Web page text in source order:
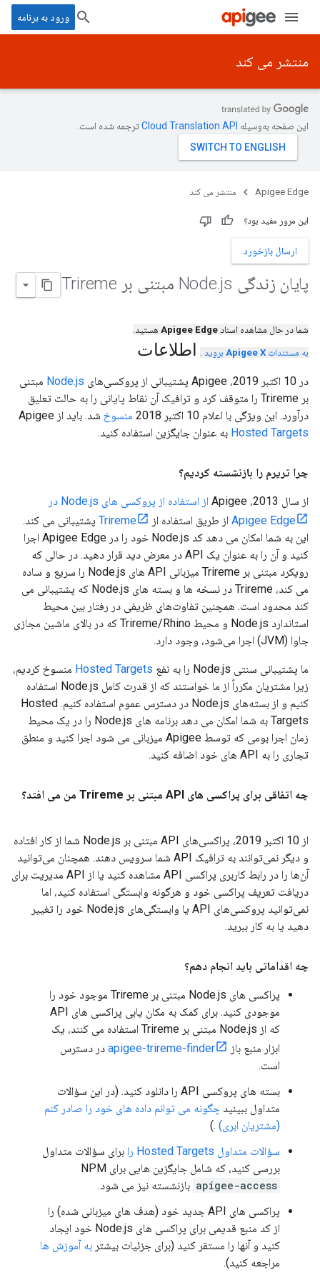
ورود به برنامه
منتشر می کند
این صفحه به‌وسیله ترجمه شده است.
Apigee Edge منتشر می کند
این مرور مفید بود؟
ارسال بازخورد
پایان زندگی Node .js مبتنی بر Trireme
شما در حال مشاهده اسناد Apigee Edge هستید.
به مستندات Apigee X بروید . اطلاعات
در 10 اکتبر 2019، Apigee پشتیبانی از پروکسی‌های Node.js مبتنی
بر Trireme را متوقف کرد و ترافیک آن نقاط پایانی را به حالت تعلیق
درآورد. این ویژگی با اعلام 10 اکتبر 2018
منسوخ شد. باید از Apigee
Hosted Targets به عنوان جایگزین استفاده کنید.
چرا تریرم را بازنشسته کردیم؟
از سال 2013، Apigee
از استفاده از پروکسی های Node.js در
Apigee Edge از طریق استفاده از Trireme پشتیبانی می کند.
این به شما امکان می دهد کد Node.js خود را در Apigee Edge اجرا
کنید و آن را به عنوان یک API در معرض دید قرار دهید. در حالی که
رویکرد مبتنی بر Trireme میزبانی API های Node.js را سریع و ساده
می کند، Trireme در نسخه ها و بسته های Node.js که پشتیبانی می
کند محدود است. همچنین تفاوت‌های ظریفی در رفتار بین محیط
استاندارد Node.js و محیط Trireme/Rhino که در بالای ماشین مجازی
جاوا (JVM) اجرا می‌شود، وجود دارد.
ما پشتیبانی سنتی Node.js را به نفع Hosted Targets منسوخ کردیم،
زیرا مشتریان مکرراً از ما خواستند که از قدرت کامل Node.js استفاده
کنیم و از بسته‌های Node.js در دسترس عموم استفاده کنیم. Hosted
Targets به شما امکان می دهد برنامه های Node.js را در یک محیط
زمان اجرا بومی که توسط Apigee میزبانی می شود اجرا کنید و منطق
تجاری را به API های خود اضافه کنید.
چه اتفاقی برای پراکسی های API مبتنی بر Trireme من می افتد؟
از 10 اکتبر 2019، پراکسی‌های API مبتنی بر Node.js شما از کار افتاده
و دیگر نمی‌توانند به ترافیک API شما سرویس دهند. همچنان می‌توانید
آن‌ها را در رابط کاربری پراکسی API مشاهده کنید یا از API مدیریت برای
دریافت تعریف پراکسی خود و هرگونه وابستگی استفاده کنید، اما
نمی‌توانید پروکسی‌های API یا وابستگی‌های Node.js خود را تغییر
دهید یا به کار ببرید.
چه اقداماتی باید انجام دهم؟
پراکسی های Node.js مبتنی بر Trireme موجود خود را
موجودی کنید. برای کمک به مکان یابی پراکسی های API
که از Node.js مبتنی بر Trireme استفاده می کنند، یک
ابزار منبع باز
apigee-trireme-finder در دسترس
است.
بسته های پروکسی API را دانلود کنید. (در این سؤالات
متداول ببینید چگونه می توانم داده های خود را صادر کنم
(مشتریان ابری) .)
سؤالات متداول Hosted Targets را
برای سؤالات متداول
بررسی کنید، که شامل جایگزین هایی برای NPM
apigee-access بازنشسته نیز می شود.
پراکسی های API جدید خود (هدف های میزبانی شده) را
از کد منبع قدیمی برای پراکسی های Node.js خود ایجاد
کنید و آنها را مستقر کنید (برای جزئیات بیشتر به آموزش ها
مراجعه کنید).